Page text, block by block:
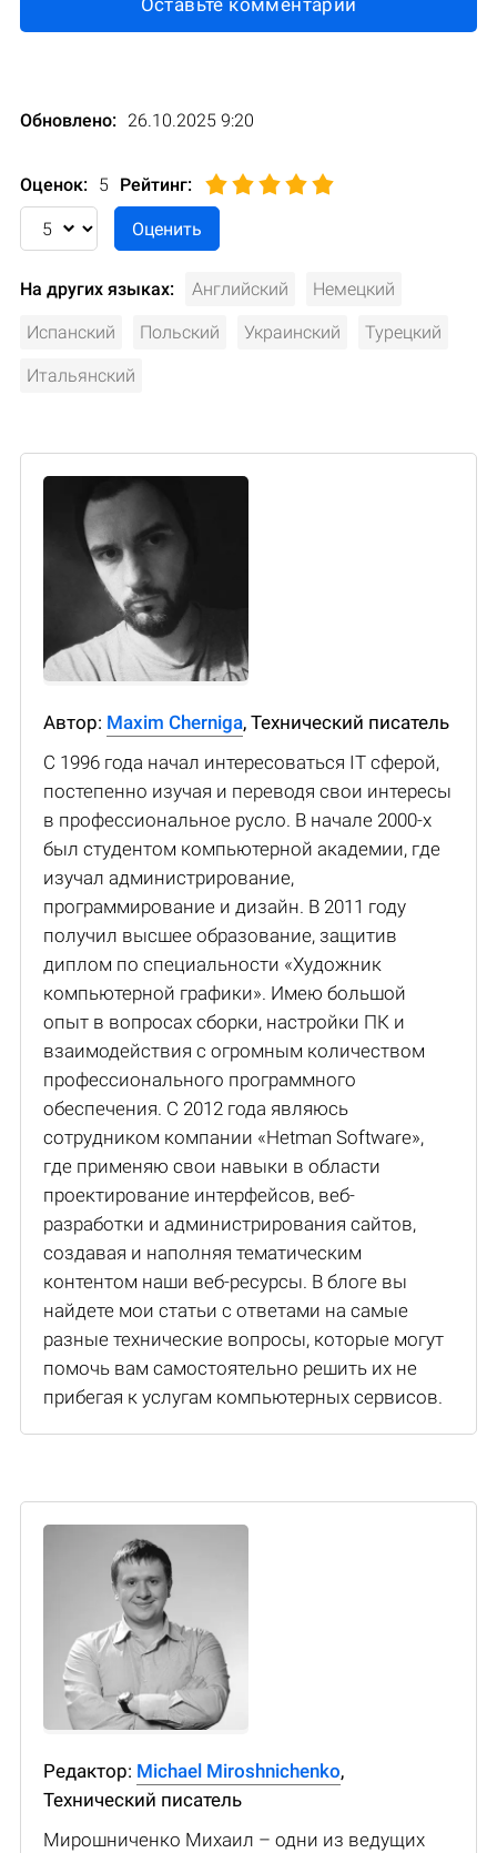
Оставьте комментарий
Обновлено: 26.10.2025 9:20
Оценок: 5 Рейтинг:
На других языках: Английский Немецкий
Испанский Польский Украинский Турецкий
Итальянский
Автор: Maxim Cherniga, Технический писатель
С 1996 года начал интересоваться IT сферой,
постепенно изучая и переводя свои интересы
в профессиональное русло. В начале 2000-х
был студентом компьютерной академии, где
изучал администрирование,
программирование и дизайн. В 2011 году
получил высшее образование, защитив
диплом по специальности «Художник
компьютерной графики». Имею большой
опыт в вопросах сборки, настройки ПК и
взаимодействия с огромным количеством
профессионального программного
обеспечения. С 2012 года являюсь
сотрудником компании «Hetman Software»,
где применяю свои навыки в области
проектирование интерфейсов, веб-
разработки и администрирования сайтов,
создавая и наполняя тематическим
контентом наши веб-ресурсы. В блоге вы
найдете мои статьи с ответами на самые
разные технические вопросы, которые могут
помочь вам самостоятельно решить их не
прибегая к услугам компьютерных сервисов.
Редактор: Michael Miroshnichenko,
Технический писатель
Мирошниченко Михаил – одни из ведущих